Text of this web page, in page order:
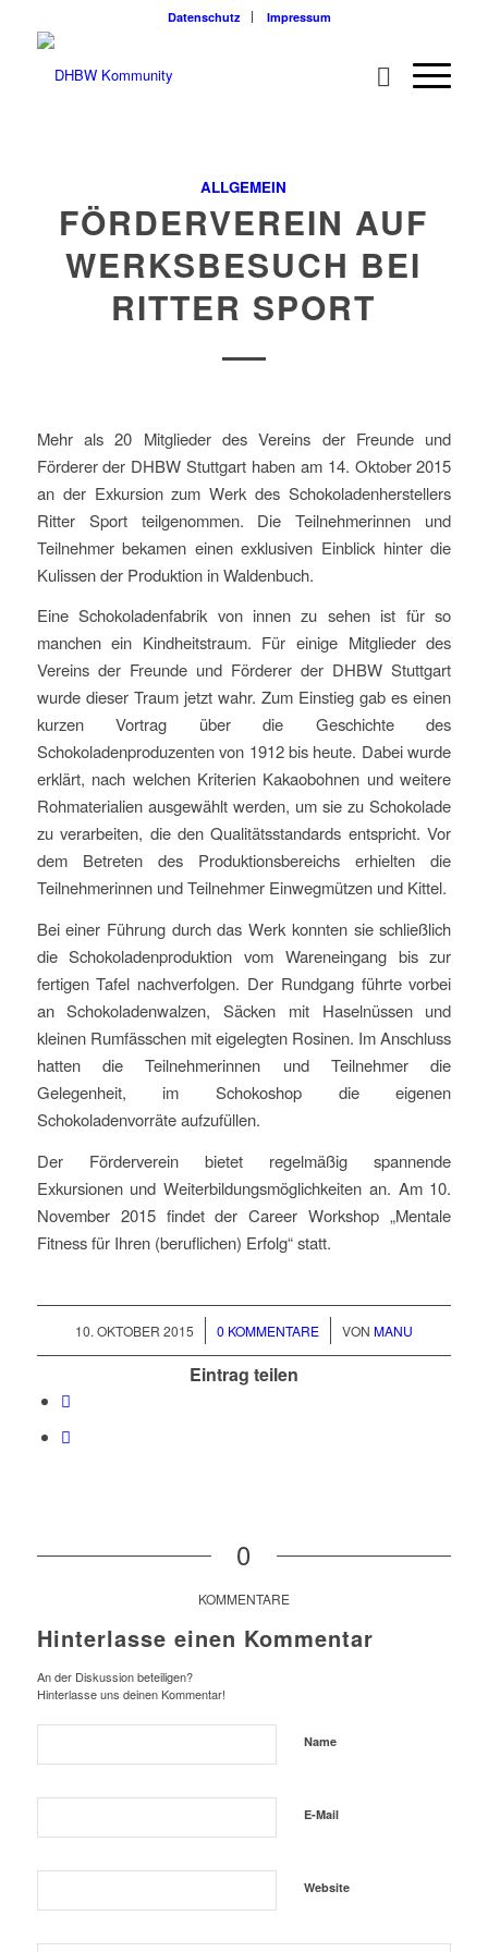
Datenschutz Impressum
ALLGEMEIN
FÖRDERVEREIN AUF
WERKSBESUCH BEI
RITTER SPORT
Mehr als 20 Mitglieder des Vereins der Freunde und
Förderer der DHBW Stuttgart haben am 14. Oktober 2015
an der Exkursion zum Werk des Schokoladenherstellers
Ritter Sport teilgenommen. Die Teilnehmerinnen und
Teilnehmer bekamen einen exklusiven Einblick hinter die
Kulissen der Produktion in Waldenbuch.
Eine Schokoladenfabrik von innen zu sehen ist für so
manchen ein Kindheitstraum. Für einige Mitglieder des
Vereins der Freunde und Förderer der DHBW Stuttgart
wurde dieser Traum jetzt wahr. Zum Einstieg gab es einen
kurzen Vortrag über die Geschichte des
Schokoladenproduzenten von 1912 bis heute. Dabei wurde
erklärt, nach welchen Kriterien Kakaobohnen und weitere
Rohmaterialien ausgewählt werden, um sie zu Schokolade
zu verarbeiten, die den Qualitätsstandards entspricht. Vor
dem Betreten des Produktionsbereichs erhielten die
Teilnehmerinnen und Teilnehmer Einwegmützen und Kittel.
Bei einer Führung durch das Werk konnten sie schließlich
die Schokoladenproduktion vom Wareneingang bis zur
fertigen Tafel nachverfolgen. Der Rundgang führte vorbei
an Schokoladenwalzen, Säcken mit Haselnüssen und
kleinen Rumfässchen mit eigelegten Rosinen. Im Anschluss
hatten die Teilnehmerinnen und Teilnehmer die
Gelegenheit, im Schokoshop die eigenen
Schokoladenvorräte aufzufüllen.
Der Förderverein bietet regelmäßig spannende
Exkursionen und Weiterbildungsmöglichkeiten an. Am 10.
November 2015 findet der Career Workshop „Mentale
Fitness für Ihren (beruflichen) Erfolg“ statt.
10. OKTOBER 2015
/ 0 KOMMENTARE
/ VON MANU
Eintrag teilen
0
KOMMENTARE
Hinterlasse einen Kommentar
An der Diskussion beteiligen?
Hinterlasse uns deinen Kommentar!
Name
E-Mail
Website